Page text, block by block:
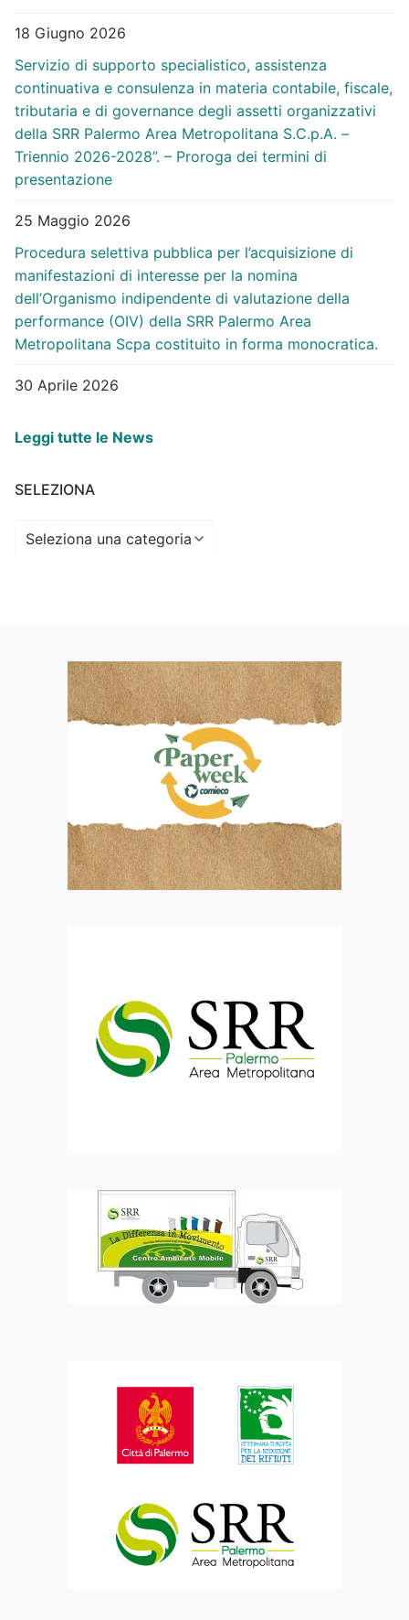
18 Giugno 2026
Servizio di supporto specialistico, assistenza
continuativa e consulenza in materia contabile, fiscale,
tributaria e di governance degli assetti organizzativi
della SRR Palermo Area Metropolitana S.C.p.A. –
Triennio 2026-2028”. – Proroga dei termini di
presentazione
25 Maggio 2026
Procedura selettiva pubblica per l’acquisizione di
manifestazioni di interesse per la nomina
dell’Organismo indipendente di valutazione della
performance (OIV) della SRR Palermo Area
Metropolitana Scpa costituito in forma monocratica.
30 Aprile 2026
Leggi tutte le News
SELEZIONA
Seleziona